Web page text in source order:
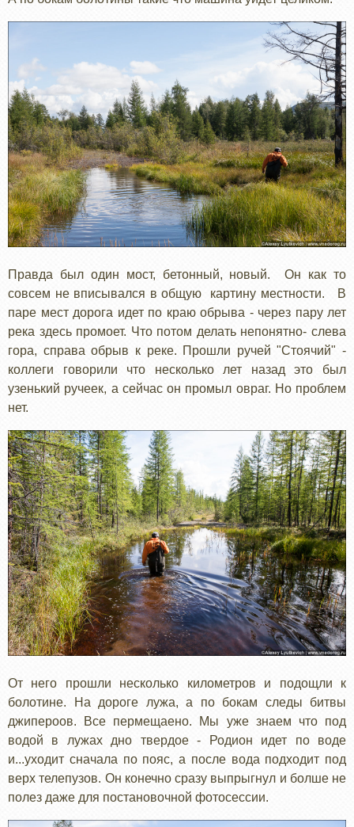
Правда был один мост, бетонный, новый. Он как то
совсем не вписывался в общую картину местности. В
паре мест дорога идет по краю обрыва - через пару лет
река здесь промоет. Что потом делать непонятно- слева
гора, справа обрыв к реке. Прошли ручей "Стоячий" -
коллеги говорили что несколько лет назад это был
узенький ручеек, а сейчас он промыл овраг. Но проблем
нет.
От него прошли несколько километров и подощли к
болотине. На дороге лужа, а по бокам следы битвы
джипероов. Все пермещаено. Мы уже знаем что под
водой в лужах дно твердое - Родион идет по воде
и...уходит сначала по пояс, а после вода подходит под
верх телепузов. Он конечно сразу выпрыгнул и болше не
полез даже для постановочной фотосессии.